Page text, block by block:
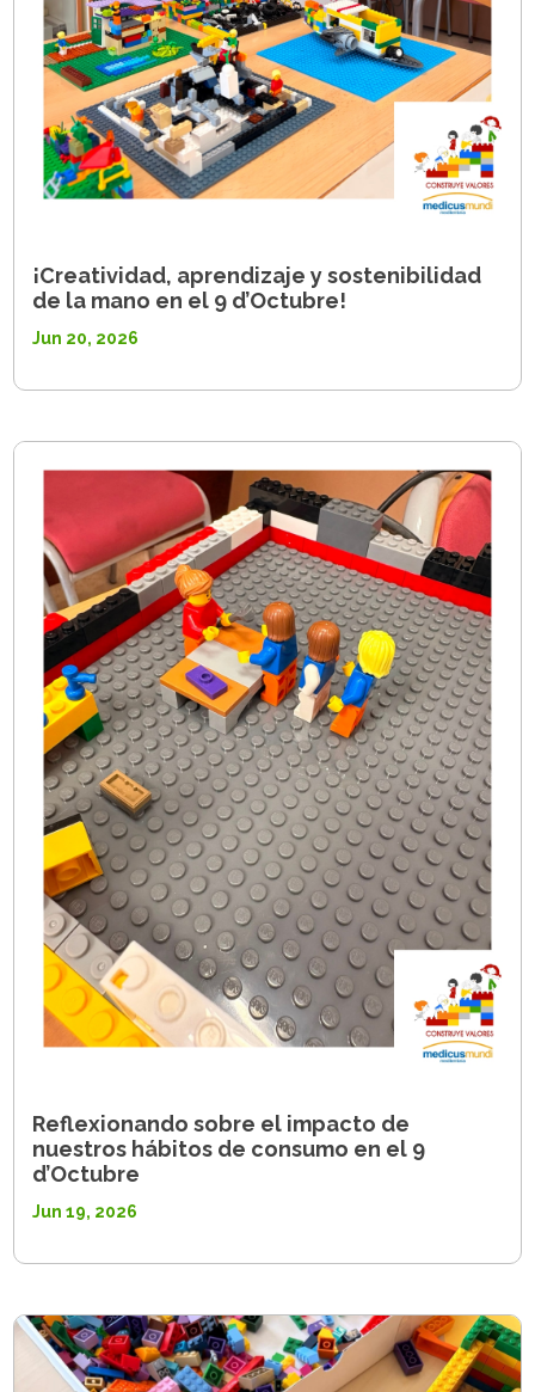
¡Creatividad, aprendizaje y sostenibilidad
de la mano en el 9 d’Octubre!
Jun 20, 2026
Reflexionando sobre el impacto de
nuestros hábitos de consumo en el 9
d’Octubre
Jun 19, 2026